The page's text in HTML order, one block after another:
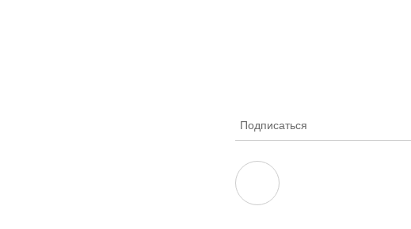
Подписаться